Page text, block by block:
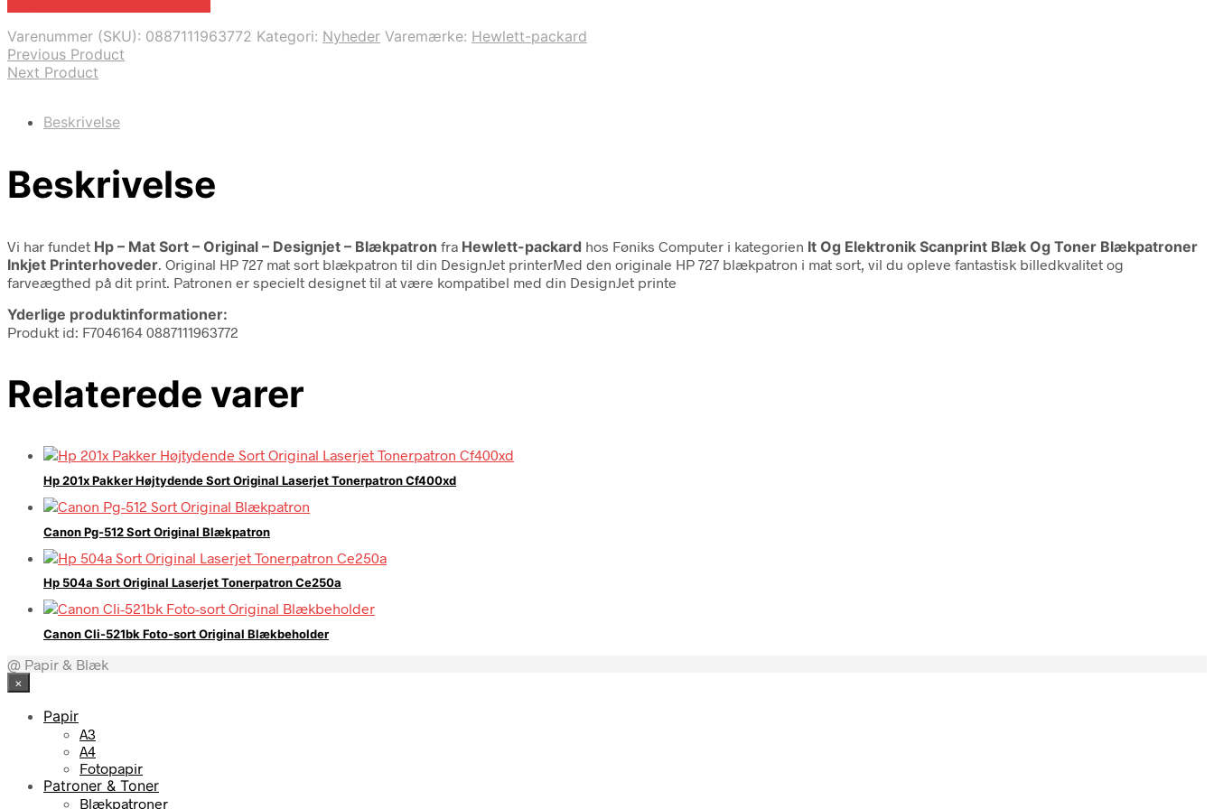
Varenummer (SKU): 0887111963772 Kategori: Nyheder Varemærke: Hewlett-packard
Previous Product
Next Product
Beskrivelse
Beskrivelse
Vi har fundet Hp – Mat Sort – Original – Designjet – Blækpatron fra Hewlett-packard hos Føniks Computer i kategorien It Og Elektronik Scanprint Blæk Og Toner Blækpatroner
Inkjet Printerhoveder . Original HP 727 mat sort blækpatron til din DesignJet printerMed den originale HP 727 blækpatron i mat sort, vil du opleve fantastisk billedkvalitet og
farveægthed på dit print. Patronen er specielt designet til at være kompatibel med din DesignJet printe
Yderlige produktinformationer:
Produkt id: F7046164 0887111963772
Relaterede varer
Hp 201x Pakker Højtydende Sort Original Laserjet Tonerpatron Cf400xd
Canon Pg-512 Sort Original Blækpatron
Hp 504a Sort Original Laserjet Tonerpatron Ce250a
Canon Cli-521bk Foto-sort Original Blækbeholder
@ Papir & Blæk
×
Papir
A3
A4
Fotopapir
Patroner & Toner
Blækpatroner